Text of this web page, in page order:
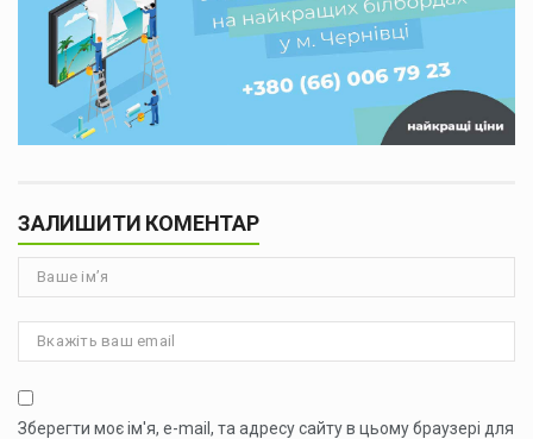
ЗАЛИШИТИ КОМЕНТАР
Зберегти моє ім'я, e-mail, та адресу сайту в цьому браузері для